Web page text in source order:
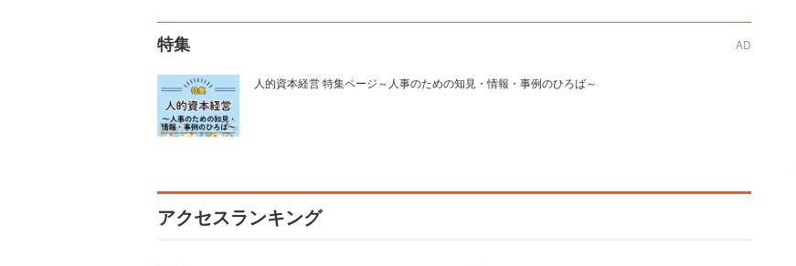
特集 AD
人的資本経営 特集ページ～人事のための知見・情報・事例のひろば～
アクセスランキング